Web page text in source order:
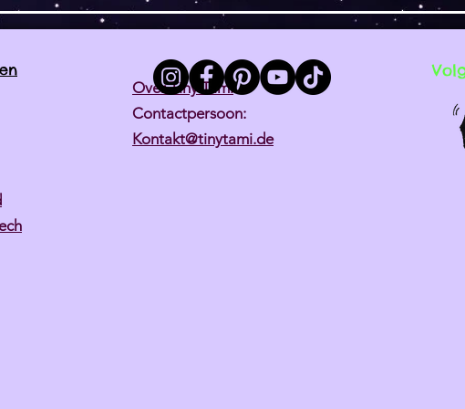
Over Tiny Tami
Contactpersoon:
Kontakt@tinytami.de